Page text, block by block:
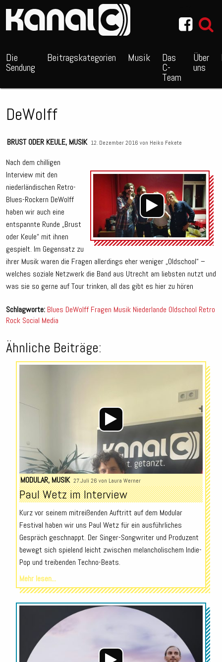
Die
Sendung
Beitragskategorien Musik Das
C-
Team
Über
uns
DeWolff
BRUST ODER KEULE, MUSIK 12. Dezember 2016 von Heiko Fekete
Nach dem chilligen
Interview mit den
niederländischen Retro-
Blues-Rockern DeWolff
haben wir auch eine
entspannte Runde „Brust
oder Keule“ mit ihnen
gespielt. Im Gegensatz zu
ihrer Musik waren die Fragen allerdings eher weniger „Oldschool“ –
welches soziale Netzwerk die Band aus Utrecht am liebsten nutzt und
was sie so gerne auf Tour trinken, all das gibt es hier zu hören
Schlagworte: Blues DeWolff Fragen Musik Niederlande Oldschool Retro
Rock Social Media
Ähnliche Beiträge:
Audio-
Player
MODULAR, MUSIK 27.Juli 26 von Laura Werner
Paul Wetz im Interview
Kurz vor seinem mitreißenden Auftritt auf dem Modular
Festival haben wir uns Paul Wetz für ein ausführliches
Gespräch geschnappt. Der Singer-Songwriter und Produzent
bewegt sich spielend leicht zwischen melancholischem Indie-
Pop und treibenden Techno-Beats.
Mehr lesen...
Audio-
Player